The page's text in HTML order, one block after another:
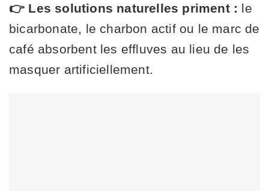
👉 Les solutions naturelles priment : le
bicarbonate, le charbon actif ou le marc de
café absorbent les effluves au lieu de les
masquer artificiellement.